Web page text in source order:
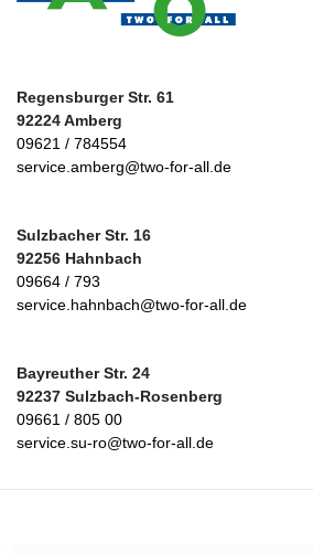
Regensburger Str. 61
92224 Amberg
09621 / 784554
service.amberg@two-for-all.de
Sulzbacher Str. 16
92256 Hahnbach
09664 / 793
service.hahnbach@two-for-all.de
Bayreuther Str. 24
92237 Sulzbach-Rosenberg
09661 / 805 00
service.su-ro@two-for-all.de